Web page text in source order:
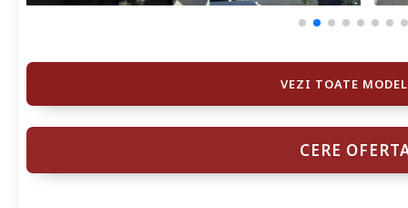
VEZI TOATE
CERE